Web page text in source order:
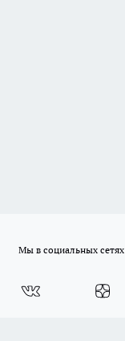
Мы в социальных сетях